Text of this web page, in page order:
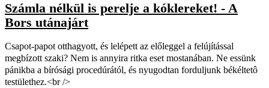
Számla nélkül is perelje a kóklereket! - A
Bors utánajárt
Csapot-papot otthagyott, és lelépett az előleggel a felújítással
megbízott szaki? Nem is annyira ritka eset mostanában. Ne essünk
pánikba a bírósági procedúrától, és nyugodtan forduljunk békéltetô
testülethez.<br />